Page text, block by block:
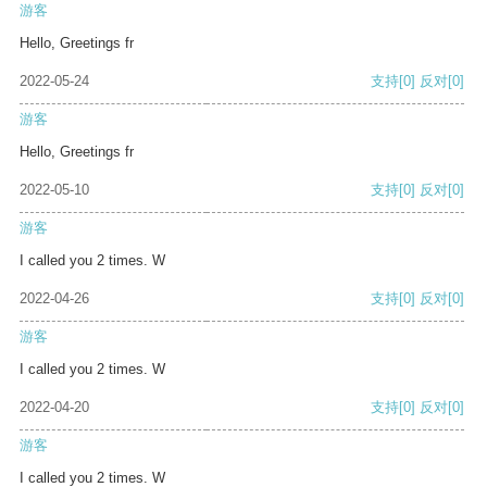
游客
Hello, Greetings fr
2022-05-24 支持[0] 反对[0]
游客
Hello, Greetings fr
2022-05-10 支持[0] 反对[0]
游客
I called you 2 times. W
2022-04-26 支持[0] 反对[0]
游客
I called you 2 times. W
2022-04-20 支持[0] 反对[0]
游客
I called you 2 times. W